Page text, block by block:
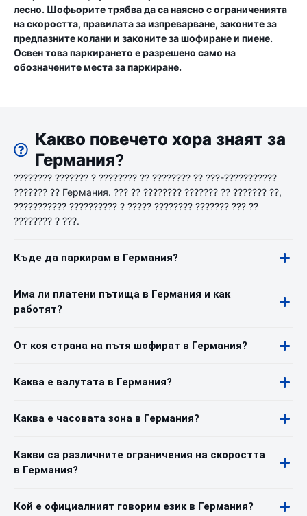
лесно. Шофьорите трябва да са наясно с ограниченията
на скоростта, правилата за изпреварване, законите за
предпазните колани и законите за шофиране и пиене.
Освен това паркирането е разрешено само на
обозначените места за паркиране.
Какво повечето хора знаят за
Германия?
???????? ??????? ? ???????? ?? ???????? ?? ???-???????????
??????? ?? Германия. ??? ?? ???????? ??????? ?? ??????? ??,
??????????? ?????????? ? ????? ???????? ??????? ??? ??
???????? ? ???.
Къде да паркирам в Германия?
Има ли платени пътища в Германия и как
работят?
От коя страна на пътя шофират в Германия?
Каква е валутата в Германия?
Каква е часовата зона в Германия?
Какви са различните ограничения на скоростта
в Германия?
Кой е официалният говорим език в Германия?